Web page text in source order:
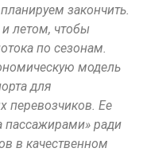
закончить.
летом, чтобы
по сезонам.
модель
для
перевозчиков. Ее
пассажирами» ради
в качественном